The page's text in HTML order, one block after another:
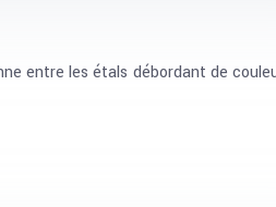
entre les étals débordant de